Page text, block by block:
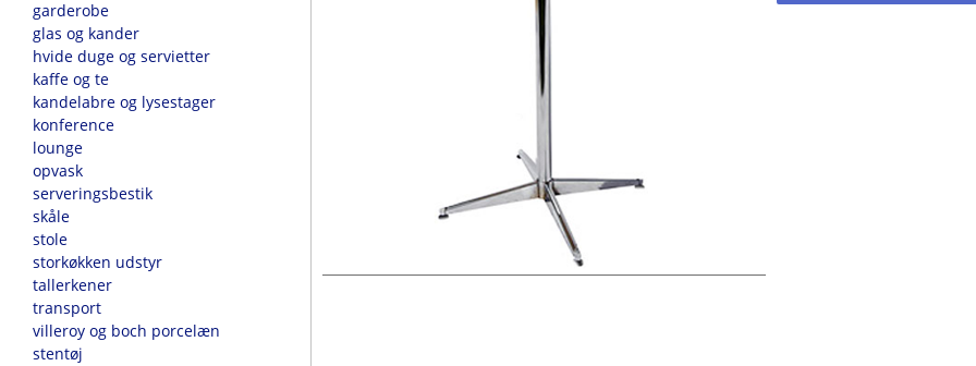
garderobe
glas og kander
hvide duge og servietter
kaffe og te
kandelabre og lysestager
konference
lounge
opvask
serveringsbestik
skåle
stole
storkøkken udstyr
tallerkener
transport
villeroy og boch porcelæn
stentøj